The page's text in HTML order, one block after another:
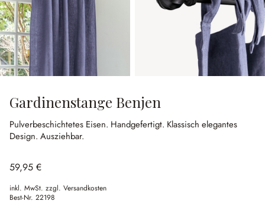
Gardinenstange Benjen
Pulverbeschichtetes Eisen. Handgefertigt. Klassisch elegantes
Design. Ausziehbar.
59,95 €
inkl. MwSt. zzgl. Versandkosten
Best-Nr. 22198